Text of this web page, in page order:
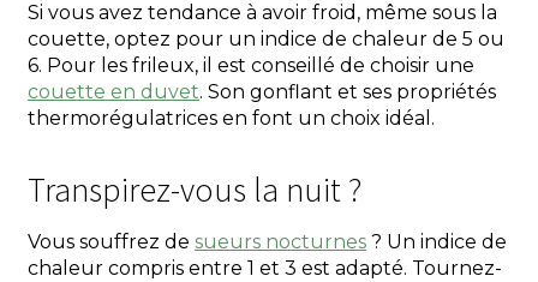
Si vous avez tendance à avoir froid, même sous la
couette, optez pour un indice de chaleur de 5 ou
6. Pour les frileux, il est conseillé de choisir une
couette en duvet. Son gonflant et ses propriétés
thermorégulatrices en font un choix idéal.
Transpirez-vous la nuit ?
Vous souffrez de sueurs nocturnes ? Un indice de
chaleur compris entre 1 et 3 est adapté. Tournez-